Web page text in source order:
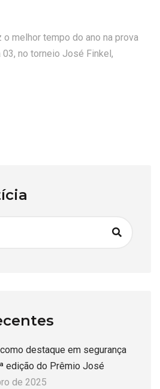
melhor tempo do ano na prova
no torneio José Finkel,
destaque em segurança
edição do Prêmio José
de 2025